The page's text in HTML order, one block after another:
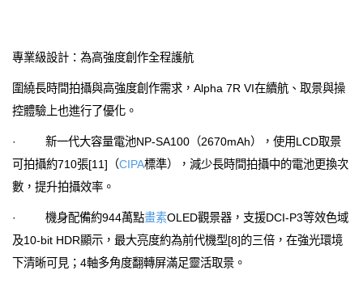
專業級設計：為高強度創作全程護航
圍繞長時間拍攝與高強度創作需求，Alpha 7R VI在續航、取景與操
控體驗上也進行了優化。
· 新一代大容量電池NP-SA100（2670mAh），使用LCD取景
可拍攝約710張[11]（CIPA標準），減少長時間拍攝中的電池更換次
數，提升拍攝效率。
· 機身配備約944萬點畫素OLED觀景器，支援DCI-P3等效色域
及10-bit HDR顯示，最大亮度約為前代機型[8]的三倍，在強光環境
下清晰可見；4軸多角度翻轉屏滿足靈活取景。